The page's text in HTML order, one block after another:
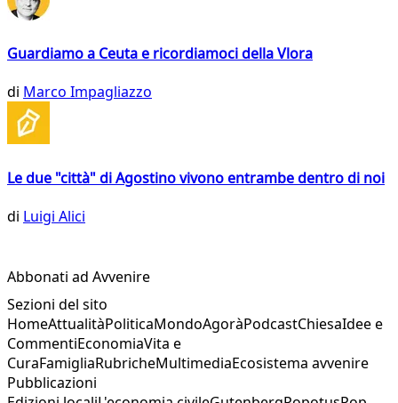
Guardiamo a Ceuta e ricordiamoci della Vlora
di Marco Impagliazzo
Le due "città" di Agostino vivono entrambe dentro di noi
di Luigi Alici
Abbonati ad Avvenire
Sezioni del sito
HomeAttualitàPoliticaMondoAgoràPodcastChiesaIdee e
CommentiEconomiaVita e
CuraFamigliaRubricheMultimediaEcosistema avvenire
Pubblicazioni